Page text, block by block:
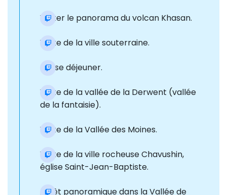
Visiter le panorama du volcan Khasan.
Visite de la ville souterraine.
Pause déjeuner.
Visite de la vallée de la Derwent (vallée
de la fantaisie).
Visite de la Vallée des Moines.
Visite de la ville rocheuse Chavushin,
église Saint-Jean-Baptiste.
Arrêt panoramique dans la Vallée de